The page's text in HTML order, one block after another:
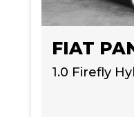
FIAT
1.0 Firefly